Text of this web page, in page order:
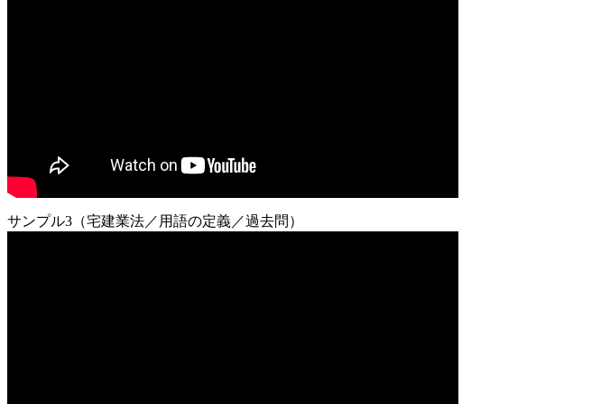
サンプル3（宅建業法／用語の定義／過去問）